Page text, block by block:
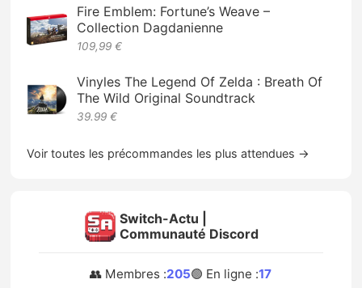
Fire Emblem: Fortune’s Weave –
Collection Dagdanienne
109,99 €
Vinyles The Legend Of Zelda : Breath Of
The Wild Original Soundtrack
39.99 €
Voir toutes les précommandes les plus attendues →
Switch-Actu |
Communauté Discord
👥 Membres :205🟢 En ligne :17